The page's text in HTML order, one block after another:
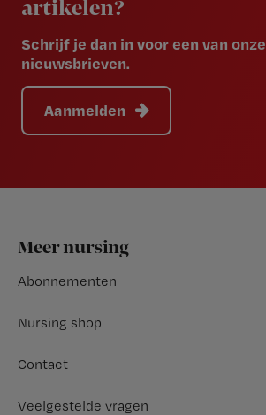
artikelen?
Schrijf je dan in voor een van onze
nieuwsbrieven.
Aanmelden
Footer
Meer nursing
Abonnementen
Nursing shop
Contact
Veelgestelde vragen